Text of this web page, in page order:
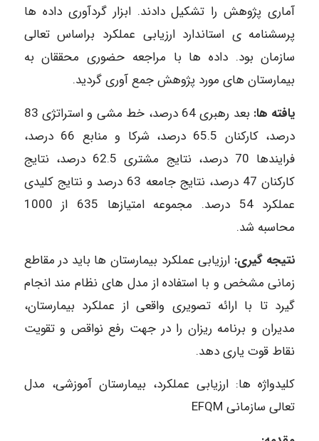
آماری پژوهش را تشکیل دادند. ابزار گردآوری داده ها
پرسشنامه ی استاندارد ارزیابی عملکرد براساس تعالی
سازمان بود. داده ها با مراجعه حضوری محققان به
بیمارستان های مورد پژوهش جمع آوری گردید.
یافته ها:
بعد رهبری 64 درصد، خط مشی و استراتژی 83
درصد، کارکنان 65.5 درصد، شرکا و منابع 66 درصد،
فرایندها 70 درصد، نتایج مشتری 62.5 درصد، نتایج
کارکنان 47 درصد، نتایج جامعه 63 درصد و نتایج کلیدی
عملکرد 54 درصد. مجموعه امتیازها 635 از 1000
محاسبه شد.
نتیجه گیری: ارزیابی عملکرد بیمارستان ها باید در مقاطع
زمانی مشخص و با استفاده از مدل های نظام مند انجام
گیرد تا با ارائه تصویری واقعی از عملکرد بیمارستان،
مدیران و برنامه ریزان را در جهت رفع نواقص و تقویت
نقاط قوت یاری دهد.
کلیدواژه ها: ارزیابی عملکرد، بیمارستان آموزشی، مدل
تعالی سازمانی EFQM